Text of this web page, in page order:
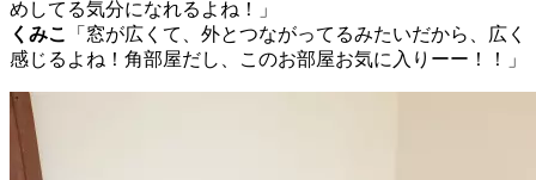
めしてる気分になれるよね！」
くみこ
「窓が広くて、外とつながってるみたいだから、広く
感じるよね！角部屋だし、このお部屋お気に入りーー！！」